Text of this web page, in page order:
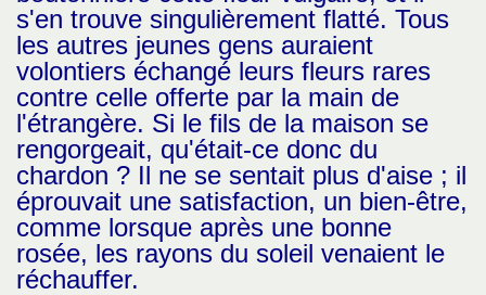
s'en trouve singulièrement flatté. Tous
les autres jeunes gens auraient
volontiers échangé leurs fleurs rares
contre celle offerte par la main de
l'étrangère. Si le fils de la maison se
rengorgeait, qu'était-ce donc du
chardon ? Il ne se sentait plus d'aise ; il
éprouvait une satisfaction, un bien-être,
comme lorsque après une bonne
rosée, les rayons du soleil venaient le
réchauffer.